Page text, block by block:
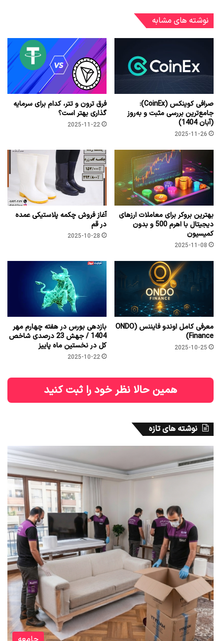
نوشته های مشابه
صرافی کوینکس (CoinEx):
جامع‌ترین بررسی مثبت و به‌روز
(آبان 1404)
2025-11-26
فرق ترون و تتر، کدام برای سرمایه
گذاری بهتر است؟
2025-11-22
بهترین بروکر برای معاملات ارزهای
دیجیتال با اهرم 500 و بدون
کمیسیون
2025-11-08
آغاز فروش چکمه پلاستیکی عمده
در قم
2025-10-28
معرفی کامل اوندو فایننس (ONDO
Finance)
2025-10-25
بازدهی بورس در هفته چهارم مهر
1404 / جهش 23 درصدی شاخص
کل در نخستین ماه پاییز
2025-10-22
همین حالا نظر خود را ثبت کنید
نوشته های تازه